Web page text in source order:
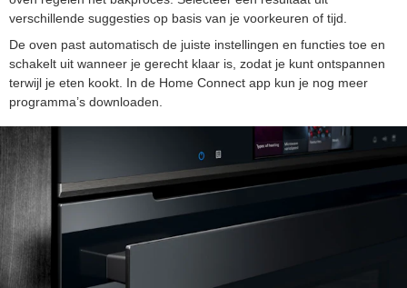
verschillende suggesties op basis van je voorkeuren of tijd.
De oven past automatisch de juiste instellingen en functies toe en
schakelt uit wanneer je gerecht klaar is, zodat je kunt ontspannen
terwijl je eten kookt. In de Home Connect app kun je nog meer
programma’s downloaden.